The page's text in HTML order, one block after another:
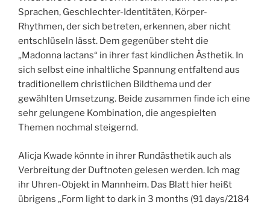
Sprachen, Geschlechter-Identitäten, Körper-
Rhythmen, der sich betreten, erkennen, aber nicht
entschlüseln lässt. Dem gegenüber steht die
„Madonna lactans“ in ihrer fast kindlichen Ästhetik. In
sich selbst eine inhaltliche Spannung entfaltend aus
traditionellem christlichen Bildthema und der
gewählten Umsetzung. Beide zusammen finde ich eine
sehr gelungene Kombination, die angespielten
Themen nochmal steigernd.
Alicja Kwade könnte in ihrer Rundästhetik auch als
Verbreitung der Duftnoten gelesen werden. Ich mag
ihr Uhren-Objekt in Mannheim. Das Blatt hier heißt
übrigens „Form light to dark in 3 months (91 days/2184